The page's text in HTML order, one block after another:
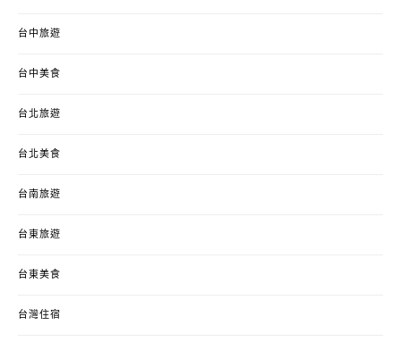
台中旅遊
台中美食
台北旅遊
台北美食
台南旅遊
台東旅遊
台東美食
台灣住宿